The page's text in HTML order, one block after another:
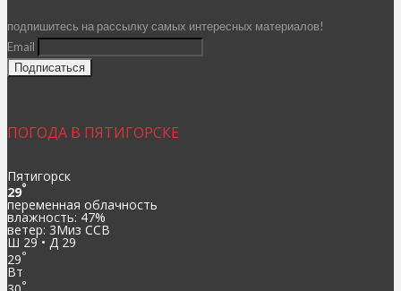
подпишитесь на рассылку самых интересных материалов!
Email
ПОГОДА В ПЯТИГОРСКЕ
Пятигорск
29°
переменная облачность
влажность: 47%
ветер: 3Миз ССВ
Ш 29 • Д 29
29°
Вт
°